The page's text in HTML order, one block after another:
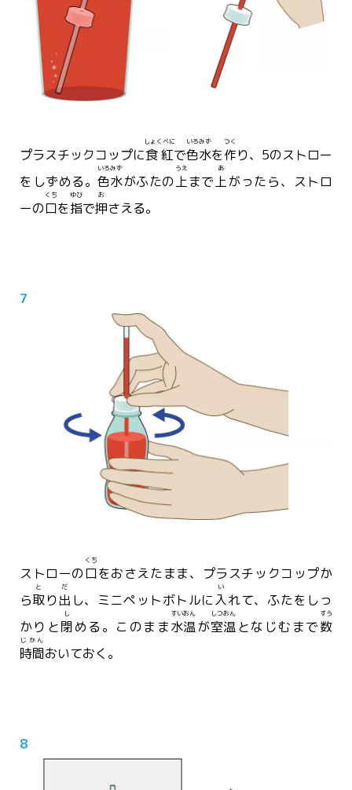
プラスチックコップに食紅
しょくべに
で色水
いろみず
を作
つく
り、5のストロー
をしずめる。 色水
いろみず
がふたの上
うえ
まで上
あ
がったら、ストロ
ーの口
くち
を指
ゆび
で押
お
さえる。
7
ストローの口
くち
をおさえたまま、プラスチックコップか
ら取
と
り出
だ
し、ミニペットボトルに入
い
れて、ふたをしっ
かりと閉
し
める。このまま水温
すいおん
が室温
しつおん
となじむまで数
すう
時間
じかん
おいておく。
8